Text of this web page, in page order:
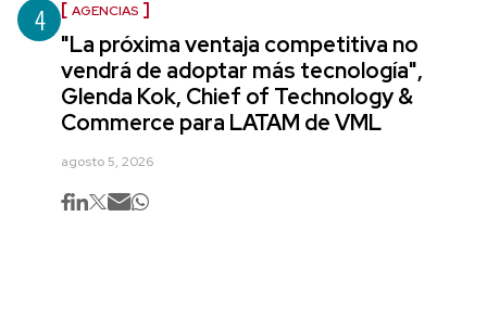
4 AGENCIAS
"La próxima ventaja competitiva no
vendrá de adoptar más tecnología",
Glenda Kok, Chief of Technology &
Commerce para LATAM de VML
agosto 5, 2026